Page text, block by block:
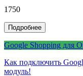
1750
Подробнее
Google Shopping для
Как подключить
модуль!